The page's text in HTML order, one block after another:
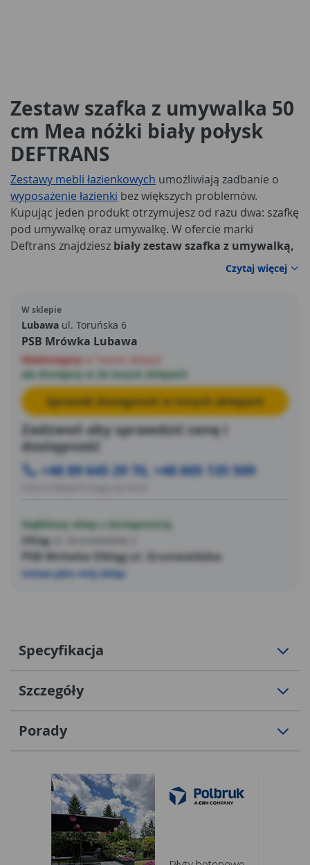
Zestaw szafka z umywalka 50
cm Mea nóżki biały połysk
DEFTRANS
Zestawy mebli łazienkowych umożliwiają zadbanie o
wyposażenie łazienki bez większych problemów.
Kupując jeden produkt otrzymujesz od razu dwa: szafkę
pod umywalkę oraz umywalkę. W ofercie marki
Deftrans znajdziesz biały zestaw szafka z umywalką,
przechowywania przyborów kosmetycznych, jak i
atrakcyjnie wizualnie. Świetnie wkomponuje się w
aranżację każdej klasycznej łazienki.
Czytaj więcej
W sklepie
Lubawa ul. Toruńska 6
PSB Mrówka Lubawa
Niedostępny
ale dostępny w 26 innych sklepach
Sprawdź dostępność w innych sklepach
Zadzwoń aby sprawdzić cenę i
dostępność
+48 89 645 29 70, +48 605 135 509
Najbliższy sklep z dostępnością
Elbląg
PSB Mrówka Elbląg ul. Grunwaldzka
Ustaw jako mój sklep
Specyfikacja
Szczegóły
Porady